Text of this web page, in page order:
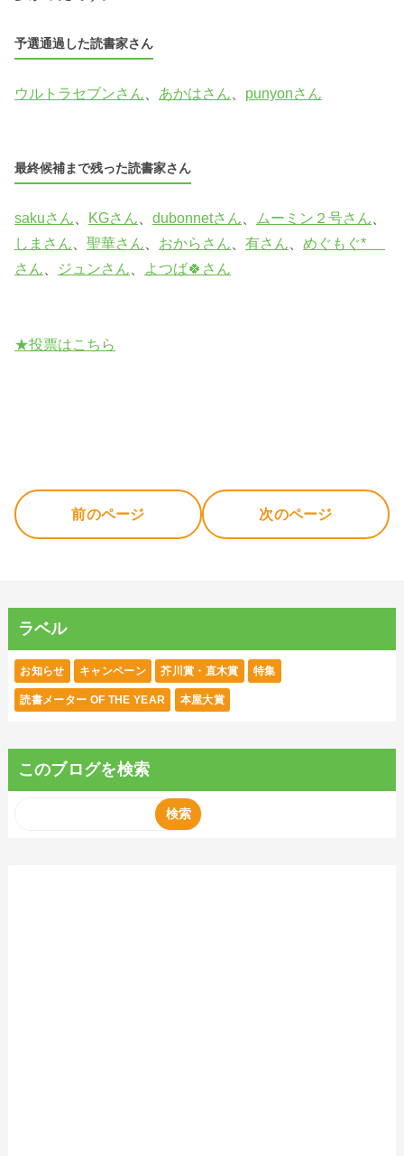
予選通過した読書家さん
ウルトラセブンさん あかはさん punyonさん
最終候補まで残った読書家さん
sakuさん KGさん dubonnetさん ムーミン２号さん
しまさん
聖華さん おからさん 有さん
めぐもぐ* ゚
さん
ジュンさん よつば🍀さん
★投票はこちら
前のページ 次のページ
ラベル
お知らせ キャンペーン 芥川賞・直木賞 特集
読書メーター OF THE YEAR 本屋大賞
このブログを検索